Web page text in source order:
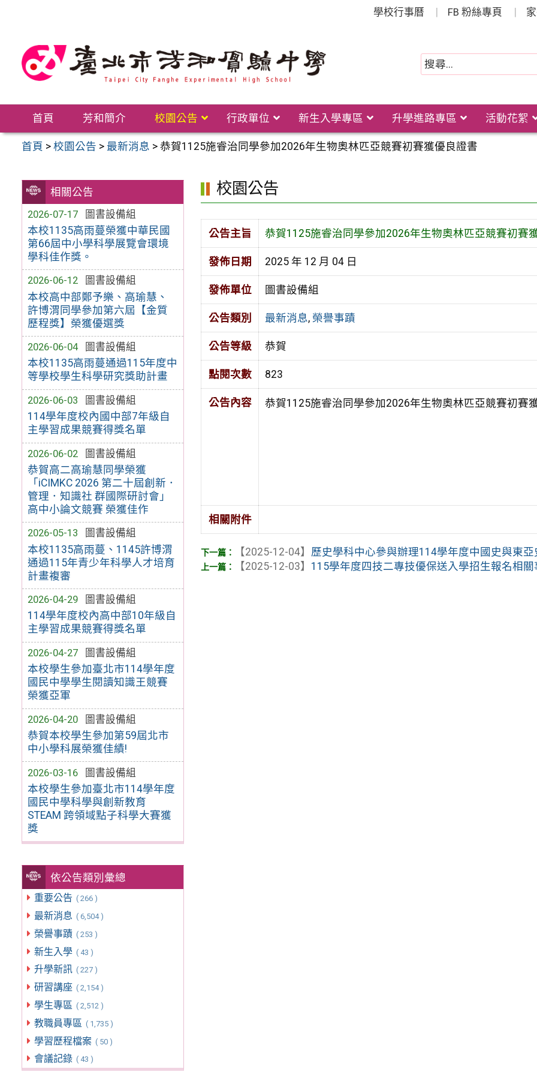
學校行事曆 FB 粉絲專頁
首頁 芳和簡介 校園公告 行政單位 新生入學專區 升學進路專區 活動花絮
首頁 >校園公告 > 最新消息 >恭賀1125施睿治同學參加2026年生物奧林匹亞競賽初賽獲優良證書
相關公告
2026-07-17
圖書設備組
本校1135高雨蔓榮獲中華民國
第66屆中小學科學展覽會環境
學科佳作獎。
2026-06-12
圖書設備組
本校高中部鄭予樂、高瑜慧、
許博渭同學參加第六屆【金質
歷程獎】榮獲優選獎
2026-06-04
圖書設備組
本校1135高雨蔓通過115年度中
等學校學生科學研究獎助計畫
2026-06-03
圖書設備組
114學年度校內國中部7年級自
主學習成果競賽得獎名單
2026-06-02
圖書設備組
恭賀高二高瑜慧同學榮獲
「iCIMKC 2026 第二十屆創新．
管理．知識社 群國際研討會」
高中小論文競賽 榮獲佳作
2026-05-13
圖書設備組
本校1135高雨蔓、1145許博渭
通過115年青少年科學人才培育
計畫複審
2026-04-29
圖書設備組
114學年度校內高中部10年級自
主學習成果競賽得獎名單
2026-04-27
圖書設備組
本校學生參加臺北市114學年度
國民中學學生閱讀知識王競賽
榮獲亞軍
2026-04-20
圖書設備組
恭賀本校學生參加第59屆北市
中小學科展榮獲佳績!
2026-03-16
圖書設備組
本校學生參加臺北市114學年度
國民中學科學與創新教育
STEAM 跨領域點子科學大賽獲
獎
依公告類別彙總
重要公告 ( 266 )
最新消息 ( 6,504 )
榮譽事蹟 ( 253 )
新生入學 ( 43 )
升學新訊 ( 227 )
研習講座 ( 2,154 )
學生專區 ( 2,512 )
教職員專區 ( 1,735 )
學習歷程檔案 ( 50 )
會議記錄 ( 43 )
校園公告
公告主旨 恭賀1125施睿治同學參加2026年生物奧林匹亞競賽初賽
發佈日期 2025 年 12 月 04 日
發佈單位 圖書設備組
公告類別 最新消息, 榮譽事蹟
公告等級 恭賀
點閱次數 823
公告內容 恭賀1125施睿治同學參加2026年生物奧林匹亞競賽初賽
相關附件
【2025-12-04】 歷史學科中心參與辦理114學年度中國史與東亞
【2025-12-03】 115學年度四技二專技優保送入學招生報名相